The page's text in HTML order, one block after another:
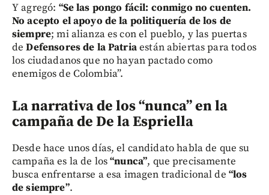
Y agregó: “Se las pongo fácil: conmigo no cuenten.
No acepto el apoyo de la politiquería de los de
siempre; mi alianza es con el pueblo, y las puertas
deDefensores de la Patriaestán abiertas para todos
los ciudadanos que no hayan pactado como
enemigos de Colombia”.
La narrativa de los “nunca” en la
campaña de De la Espriella
Desde hace unos días, el candidato habla de que su
campaña es la de los“nunca”, que precisamente
busca enfrentarse a esa imagen tradicional de “los
de siempre”.